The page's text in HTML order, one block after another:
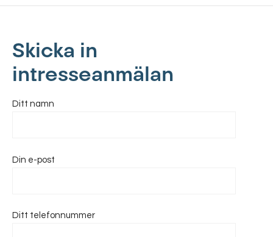
Skicka in
intresseanmälan
Ditt namn
Din e-post
Ditt telefonnummer